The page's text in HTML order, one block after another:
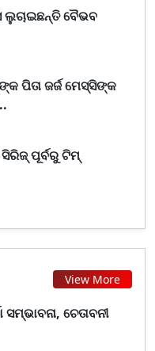
ଲୁଚାଇଛନ୍ତି ବୈଭବ
ପିତା ଜର୍ଜ ମେସ୍ସିଙ୍କ
ପୂର୍ବରୁ ଟିମ୍‌
View More
ସମ୍ଭାବନା, ଚେତାବନୀ